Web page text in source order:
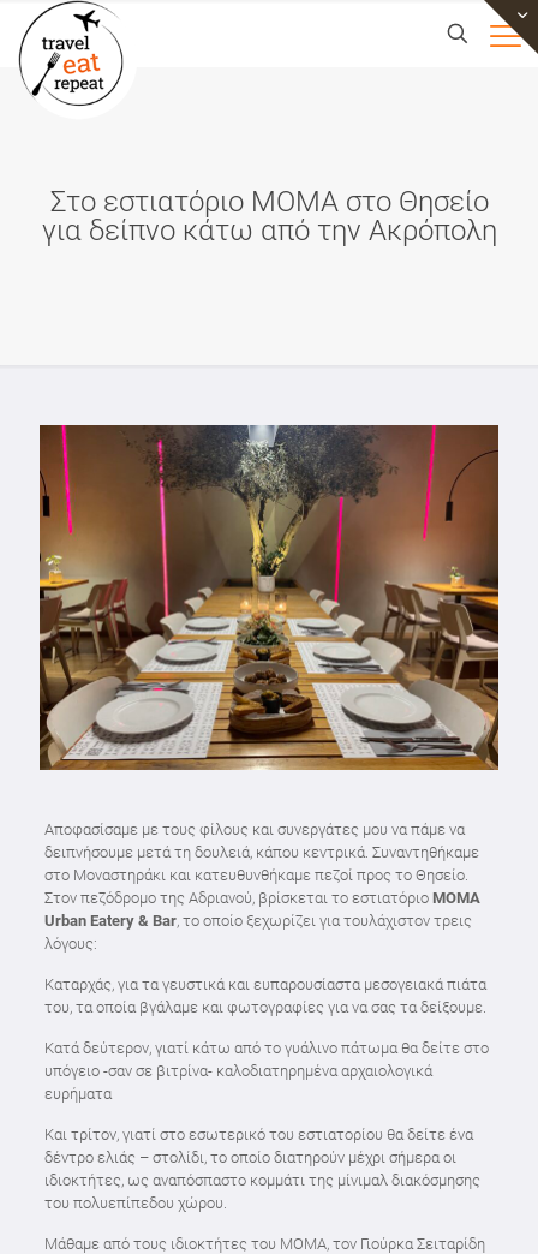
Στο εστιατόριο MOMA στο Θησείο
για δείπνο κάτω από την Ακρόπολη
Αποφασίσαμε με τους φίλους και συνεργάτες μου να πάμε να
δειπνήσουμε μετά τη δουλειά, κάπου κεντρικά. Συναντηθήκαμε
στο Μοναστηράκι και κατευθυνθήκαμε πεζοί προς το Θησείο.
Στον πεζόδρομο της Αδριανού, βρίσκεται το εστιατόριο ΜΟΜΑ
Urban Eatery & Bar, το οποίο ξεχωρίζει για τουλάχιστον τρεις
λόγους:
Καταρχάς, για τα γευστικά και ευπαρουσίαστα μεσογειακά πιάτα
του, τα οποία βγάλαμε και φωτογραφίες για να σας τα δείξουμε.
Κατά δεύτερον, γιατί κάτω από το γυάλινο πάτωμα θα δείτε στο
υπόγειο -σαν σε βιτρίνα- καλοδιατηρημένα αρχαιολογικά
ευρήματα
Και τρίτον, γιατί στο εσωτερικό του εστιατορίου θα δείτε ένα
δέντρο ελιάς – στολίδι, το οποίο διατηρούν μέχρι σήμερα οι
ιδιοκτήτες, ως αναπόσπαστο κομμάτι της μίνιμαλ διακόσμησης
του πολυεπίπεδου χώρου.
Μάθαμε από τους ιδιοκτήτες του MOMA, τον Γιούρκα Σειταρίδη